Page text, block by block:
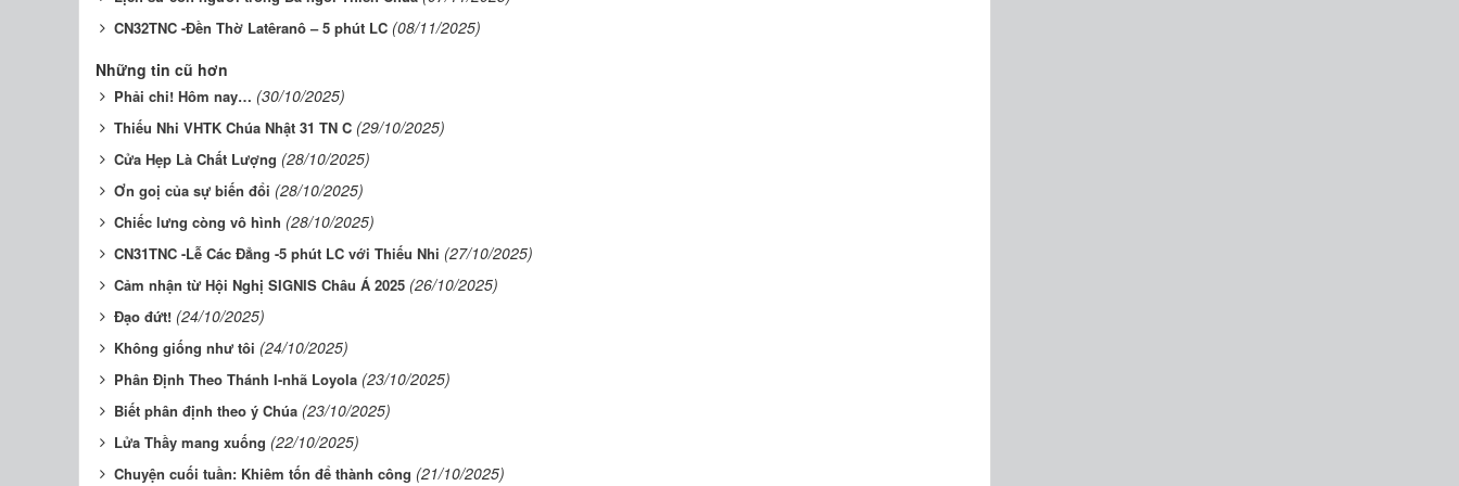
CN32TNC -Đền Thờ Latêranô – 5 phút LC (08/11/2025)
Những tin cũ hơn
Phải chi! Hôm nay… (30/10/2025)
Thiếu Nhi VHTK Chúa Nhật 31 TN C (29/10/2025)
Cửa Hẹp Là Chất Lượng (28/10/2025)
Ơn goị của sự biến đổi (28/10/2025)
Chiếc lưng còng vô hình (28/10/2025)
CN31TNC -Lễ Các Đẳng -5 phút LC với Thiếu Nhi (27/10/2025)
Cảm nhận từ Hội Nghị SIGNIS Châu Á 2025 (26/10/2025)
Đạo đứt! (24/10/2025)
Không giống như tôi (24/10/2025)
Phân Định Theo Thánh I-nhã Loyola (23/10/2025)
Biết phân định theo ý Chúa (23/10/2025)
Lửa Thầy mang xuống (22/10/2025)
Chuyện cuối tuần: Khiêm tốn để thành công (21/10/2025)